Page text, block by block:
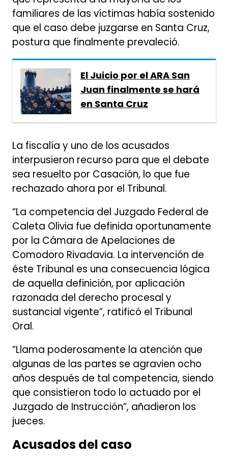
familiares de las víctimas había sostenido
que el caso debe juzgarse en Santa Cruz,
postura que finalmente prevaleció.
El Juicio por el ARA San
Juan finalmente se hará
en Santa Cruz
La fiscalía y uno de los acusados
interpusieron recurso para que el debate
sea resuelto por Casación, lo que fue
rechazado ahora por el Tribunal.
“La competencia del Juzgado Federal de
Caleta Olivia fue definida oportunamente
por la Cámara de Apelaciones de
Comodoro Rivadavia. La intervención de
éste Tribunal es una consecuencia lógica
de aquella definición, por aplicación
razonada del derecho procesal y
sustancial vigente”, ratificó el Tribunal
Oral.
“Llama poderosamente la atención que
algunas de las partes se agravien ocho
años después de tal competencia, siendo
que consistieron todo lo actuado por el
Juzgado de Instrucción”, añadieron los
jueces.
Acusados del caso